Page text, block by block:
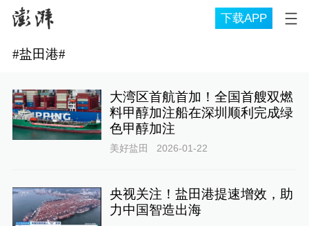
下载APP
#盐田港#
大湾区首航首加！全国首艘双燃
料甲醇加注船在深圳顺利完成绿
色甲醇加注
美好盐田 2026-01-22
央视关注！盐田港提速增效，助
力中国智造出海